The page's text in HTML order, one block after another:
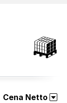
Cena Netto